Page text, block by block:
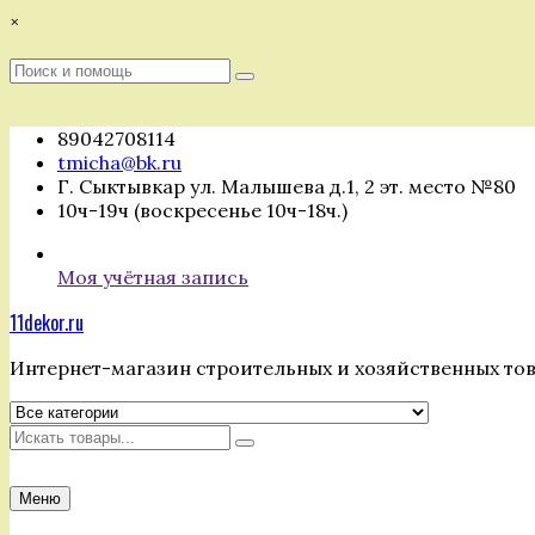
Перейти
содержимому
×
Поиск
Поиск
89042708114
tmicha@bk.ru
Г. Сыктывкар ул. Малышева д.1, 2 эт. место №80
10ч-19ч (воскресенье 10ч-18ч.)
Моя учётная запись
11dekor.ru
Интернет-магазин строительных и хозяйственных
Искать
Меню